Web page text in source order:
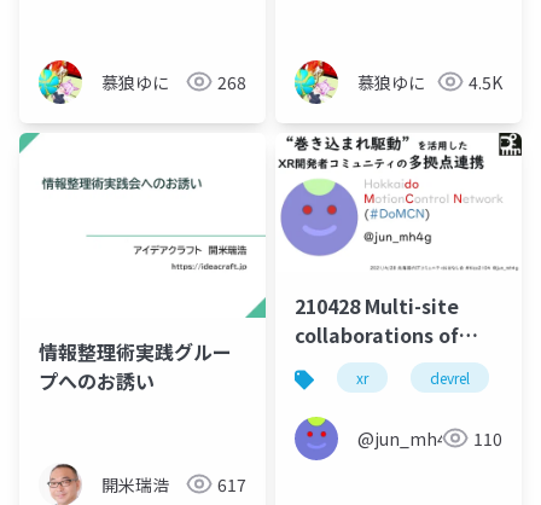
慕狼ゆに 268 慕狼ゆに 4.5K
情報整理術実践グルー
プへのお誘い
開米瑞浩 617
210428 Multi-site
collaborations of
local XR developer
communities
through "being-
included-driven"
xr devrel
@jun_mh4g 110